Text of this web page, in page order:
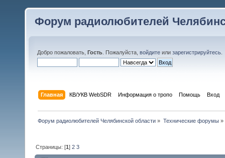
Форум радиолюбителей
Добро пожаловать, Гость . Пожалуйста, войдите или зарегистрируйтесь
Главная КВ/УКВ WebSDR Информация о тропо Помощь Вход
Форум радиолюбителей Челябинской области » Технические форумы»
Страницы: [1]2 3